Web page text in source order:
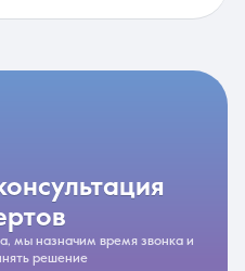
мы назначим время звонка и
решение